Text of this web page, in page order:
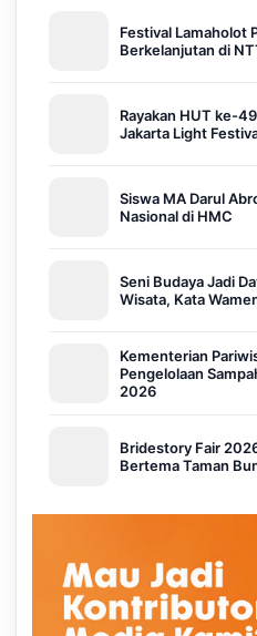
Festival Lamaholot
Berkelanjutan di
Rayakan HUT ke-
Jakarta Light
Siswa MA Darul
Nasional di HMC
Seni Budaya Jadi
Wisata, Kata
Kementerian
Pengelolaan
2026
Bridestory Fair
Bertema Taman